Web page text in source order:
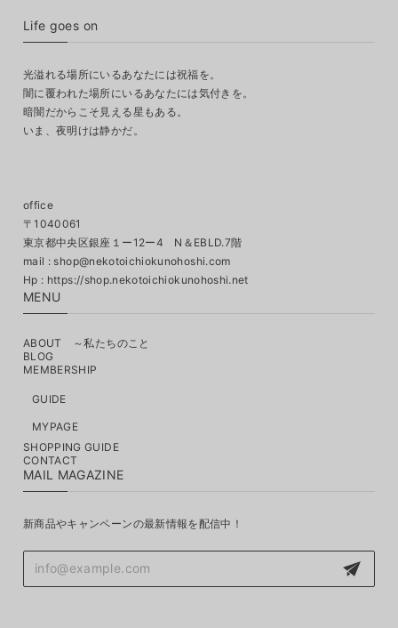
Life goes on
光溢れる場所にいるあなたには祝福を。
闇に覆われた場所にいるあなたには気付きを。
暗闇だからこそ見える星もある。
いま、夜明けは静かだ。
office
〒1040061
東京都中央区銀座１ー12ー4 N＆EBLD.7階
mail : shop@nekotoichiokunohoshi.com
MENU
ABOUT ～私たちのこと
BLOG
MEMBERSHIP
GUIDE
MYPAGE
SHOPPING GUIDE
CONTACT
MAIL MAGAZINE
新商品やキャンペーンの最新情報を配信中！